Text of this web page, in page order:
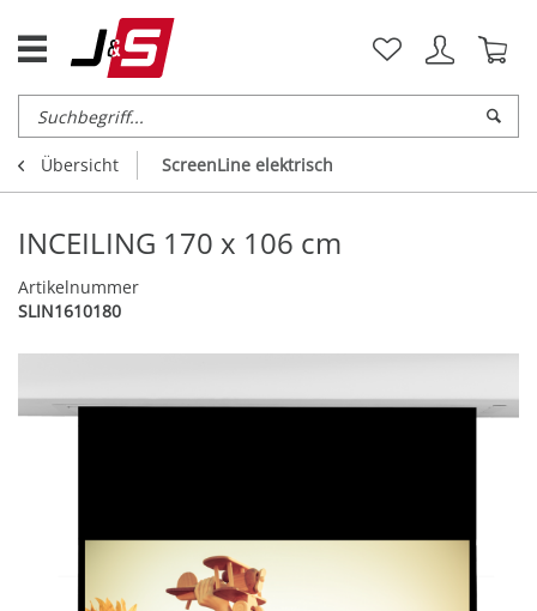
Übersicht ScreenLine elektrisch
INCEILING 170 x 106 cm
Artikelnummer
SLIN1610180